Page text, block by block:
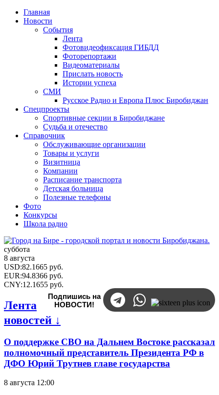
Главная
Новости
События
Лента
Фотовидеофиксация ГИБДД
Фоторепортажи
Видеоматериалы
Прислать новость
Истории успеха
СМИ
Русское Радио и Европа Плюс Биробиджан
Спецпроекты
Спортивные секции в Биробиджане
Судьба и отечество
Справочник
Обслуживающие организации
Товары и услуги
Визитница
Компании
Расписание транспорта
Детская больница
Полезные телефоны
Фото
Конкурсы
Школа радио
суббота
8 августа
USD:82.1665 руб.
EUR:94.8366 руб.
CNY:12.1655 руб.
Подпишись на
НОВОСТИ!
Лента
новостей ↓
О поддержке СВО на Дальнем Востоке рассказал
полномочный представитель Президента РФ в
ДФО Юрий Трутнев главе государства
8 августа 12:00